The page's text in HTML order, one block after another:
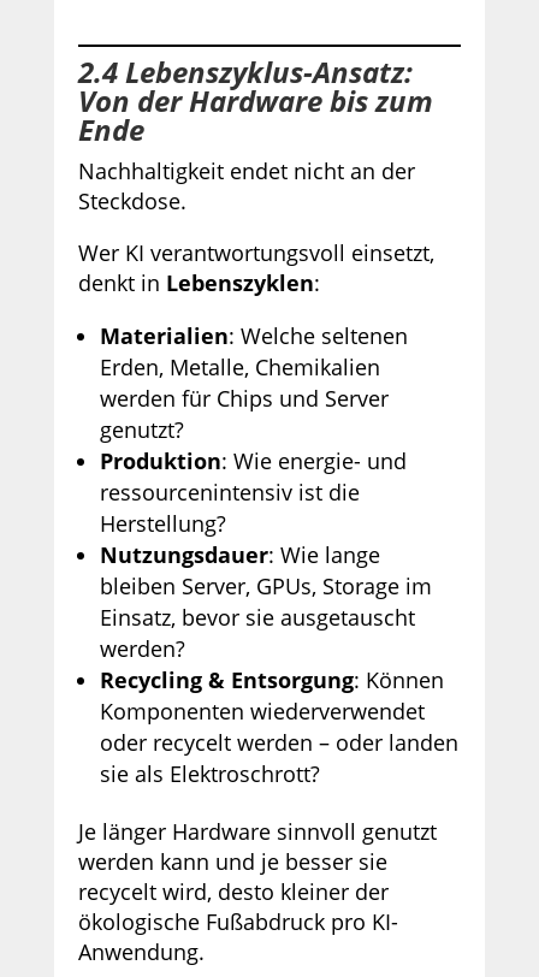
2.4 Lebenszyklus-Ansatz:
Von der Hardware bis zum
Ende
Nachhaltigkeit endet nicht an der
Steckdose.
Wer KI verantwortungsvoll einsetzt,
denkt in Lebenszyklen:
Materialien: Welche seltenen
Erden, Metalle, Chemikalien
werden für Chips und Server
genutzt?
Produktion: Wie energie- und
ressourcenintensiv ist die
Herstellung?
Nutzungsdauer: Wie lange
bleiben Server, GPUs, Storage im
Einsatz, bevor sie ausgetauscht
werden?
Recycling & Entsorgung: Können
Komponenten wiederverwendet
oder recycelt werden – oder landen
sie als Elektroschrott?
Je länger Hardware sinnvoll genutzt
werden kann und je besser sie
recycelt wird, desto kleiner der
ökologische Fußabdruck pro KI-
Anwendung.